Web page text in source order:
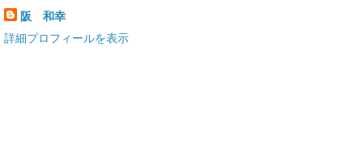
阪 和幸
詳細プロフィールを表示